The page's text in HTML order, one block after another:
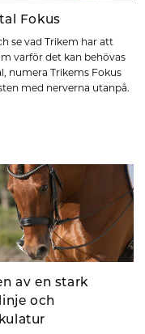
Fokus
se vad Trikem har att
varför det kan behövas
numera Trikems Fokus
med nerverna utanpå.
av en stark
och